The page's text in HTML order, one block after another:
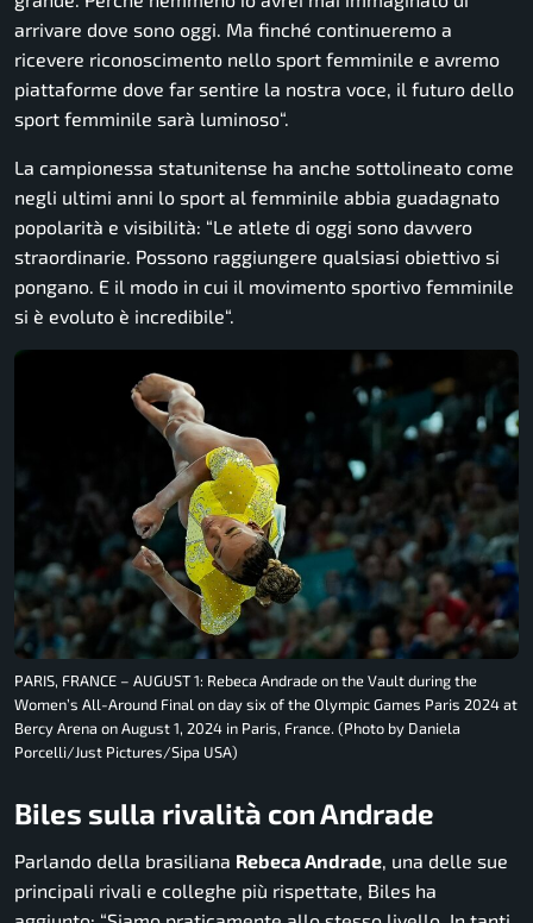
arrivare dove sono oggi. Ma finché continueremo a
ricevere riconoscimento nello sport femminile e avremo
piattaforme dove far sentire la nostra voce, il futuro dello
sport femminile sarà luminoso“.
La campionessa statunitense ha anche sottolineato come
negli ultimi anni lo sport al femminile abbia guadagnato
popolarità e visibilità: “Le atlete di oggi sono davvero
straordinarie. Possono raggiungere qualsiasi obiettivo si
pongano. E il modo in cui il movimento sportivo femminile
si è evoluto è incredibile“.
PARIS, FRANCE – AUGUST 1: Rebeca Andrade on the Vault during the
Women’s All-Around Final on day six of the Olympic Games Paris 2024 at
Bercy Arena on August 1, 2024 in Paris, France. (Photo by Daniela
Porcelli/Just Pictures/Sipa USA)
Biles sulla rivalità con Andrade
Parlando della brasiliana Rebeca Andrade , una delle sue
principali rivali e colleghe più rispettate, Biles ha